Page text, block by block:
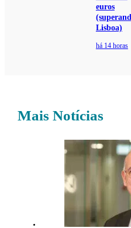
euros
Lisboa)
há 14 horas
Mais Notícias